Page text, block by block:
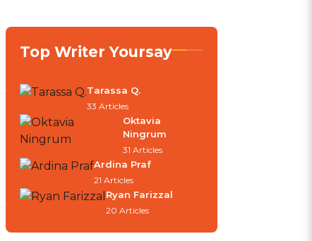
Top Writer Yoursay
Tarassa Q.
33 Articles
Oktavia
Ningrum
31 Articles
Ardina Praf
21 Articles
Ryan Farizzal
20 Articles